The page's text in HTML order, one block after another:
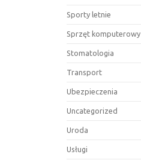
Sporty letnie
Sprzęt komputerowy
Stomatologia
Transport
Ubezpieczenia
Uncategorized
Uroda
Usługi